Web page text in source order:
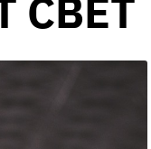
СВЕТ